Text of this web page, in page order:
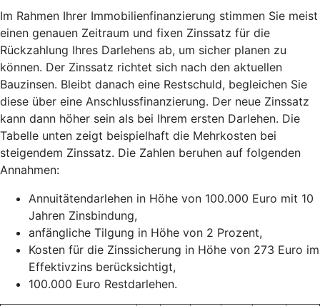
Im Rahmen Ihrer Immobilienfinanzierung stimmen Sie meist
einen genauen Zeitraum und fixen Zinssatz für die
Rückzahlung Ihres Darlehens ab, um sicher planen zu
können. Der Zinssatz richtet sich nach den aktuellen
Bauzinsen. Bleibt danach eine Restschuld, begleichen Sie
diese über eine Anschlussfinanzierung. Der neue Zinssatz
kann dann höher sein als bei Ihrem ersten Darlehen. Die
Tabelle unten zeigt beispielhaft die Mehrkosten bei
steigendem Zinssatz. Die Zahlen beruhen auf folgenden
Annahmen:
Annuitätendarlehen in Höhe von 100.000 Euro mit 10
Jahren Zinsbindung,
anfängliche Tilgung in Höhe von 2 Prozent,
Kosten für die Zinssicherung in Höhe von 273 Euro im
Effektivzins berücksichtigt,
100.000 Euro Restdarlehen.